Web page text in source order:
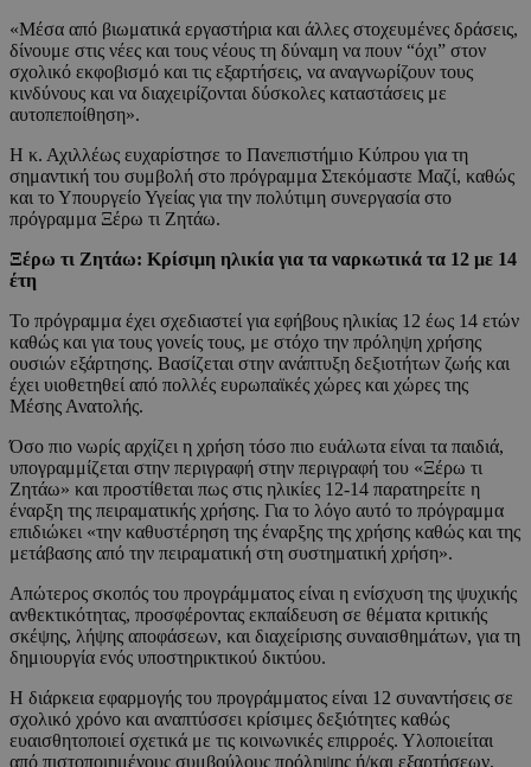
«Μέσα από βιωματικά εργαστήρια και άλλες στοχευμένες δράσεις,
δίνουμε στις νέες και τους νέους τη δύναμη να πουν “όχι” στον
σχολικό εκφοβισμό και τις εξαρτήσεις, να αναγνωρίζουν τους
κινδύνους και να διαχειρίζονται δύσκολες καταστάσεις με
αυτοπεποίθηση».
Η κ. Αχιλλέως ευχαρίστησε το Πανεπιστήμιο Κύπρου για τη
σημαντική του συμβολή στο πρόγραμμα Στεκόμαστε Μαζί, καθώς
και το Υπουργείο Υγείας για την πολύτιμη συνεργασία στο
πρόγραμμα Ξέρω τι Ζητάω.
Ξέρω τι Ζητάω: Κρίσιμη ηλικία για τα ναρκωτικά τα 12 με 14
έτη
Το πρόγραμμα έχει σχεδιαστεί για εφήβους ηλικίας 12 έως 14 ετών
καθώς και για τους γονείς τους, με στόχο την πρόληψη χρήσης
ουσιών εξάρτησης. Βασίζεται στην ανάπτυξη δεξιοτήτων ζωής και
έχει υιοθετηθεί από πολλές ευρωπαϊκές χώρες και χώρες της
Μέσης Ανατολής.
Όσο πιο νωρίς αρχίζει η χρήση τόσο πιο ευάλωτα είναι τα παιδιά,
υπογραμμίζεται στην περιγραφή στην περιγραφή του «Ξέρω τι
Ζητάω» και προστίθεται πως στις ηλικίες 12-14 παρατηρείτε η
έναρξη της πειραματικής χρήσης. Για το λόγο αυτό το πρόγραμμα
επιδιώκει «την καθυστέρηση της έναρξης της χρήσης καθώς και της
μετάβασης από την πειραματική στη συστηματική χρήση».
Απώτερος σκοπός του προγράμματος είναι η ενίσχυση της ψυχικής
ανθεκτικότητας, προσφέροντας εκπαίδευση σε θέματα κριτικής
σκέψης, λήψης αποφάσεων, και διαχείρισης συναισθημάτων, για τη
δημιουργία ενός υποστηρικτικού δικτύου.
Η διάρκεια εφαρμογής του προγράμματος είναι 12 συναντήσεις σε
σχολικό χρόνο και αναπτύσσει κρίσιμες δεξιότητες καθώς
ευαισθητοποιεί σχετικά με τις κοινωνικές επιρροές. Υλοποιείται
από πιστοποιημένους συμβούλους πρόληψης ή/και εξαρτήσεων,